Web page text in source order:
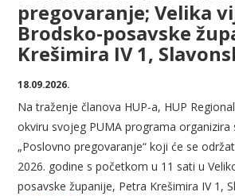
pregovaranje; Velika
Brodsko-posavske
Krešimira IV 1,
18.09.2026.
Na traženje članova HUP-a, HUP
okviru svojeg PUMA programa organizira
„Poslovno pregovaranje“ koji će se
2026. godine s početkom u 11 sati u
posavske županije, Petra Krešimira IV 1,